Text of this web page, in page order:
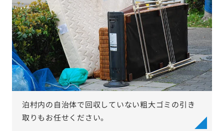
泊村内の自治体で回収していない粗大ゴミの引き
取りもお任せください。